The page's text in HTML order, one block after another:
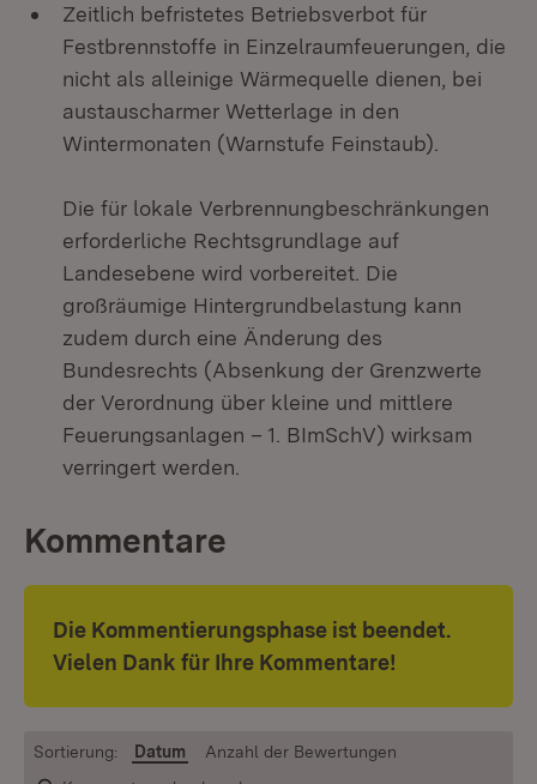
Zeitlich befristetes Betriebsverbot für
Festbrennstoffe in Einzelraumfeuerungen, die
nicht als alleinige Wärmequelle dienen, bei
austauscharmer Wetterlage in den
Wintermonaten (Warnstufe Feinstaub).
Die für lokale Verbrennungbeschränkungen
erforderliche Rechtsgrundlage auf
Landesebene wird vorbereitet. Die
großräumige Hintergrundbelastung kann
zudem durch eine Änderung des
Bundesrechts (Absenkung der Grenzwerte
der Verordnung über kleine und mittlere
Feuerungsanlagen – 1. BImSchV) wirksam
verringert werden.
Kommentare
Die Kommentierungsphase ist beendet.
Vielen Dank für Ihre Kommentare!
Sortierung: Datum Anzahl der Bewertungen